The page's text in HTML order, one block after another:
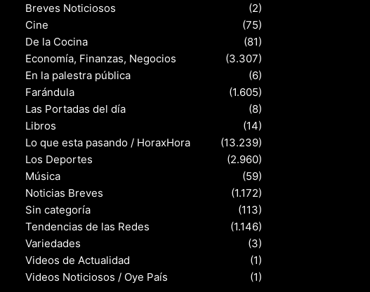
Breves Noticiosos
(2)
Cine
(75)
De la Cocina
(81)
Economía, Finanzas, Negocios
(3.307)
En la palestra pública
(6)
Farándula
(1.605)
Las Portadas del día
(8)
Libros
(14)
Lo que esta pasando / HoraxHora
(13.239)
Los Deportes
(2.960)
Música
(59)
Noticias Breves
(1.172)
Sin categoría
(113)
Tendencias de las Redes
(1.146)
Variedades
(3)
Videos de Actualidad
(1)
Videos Noticiosos / Oye País
(1)